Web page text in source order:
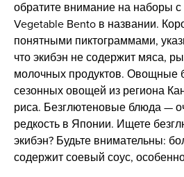
обратите внимание на наборы с
Vegetable Bento в названии.
понятными пиктограммами,
что экибэн не содержит мяса,
молочных продуктов. Овощные
сезонных овощей из региона
риса. Безглютеновые блюда —
редкость в Японии. Ищете
экибэн? Будьте внимательны:
содержит соевый соус,